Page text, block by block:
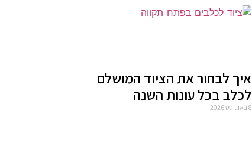
איך לבחור את הציוד המושלם
לכלב בכל עונות השנה
8 באוגוסט 2026